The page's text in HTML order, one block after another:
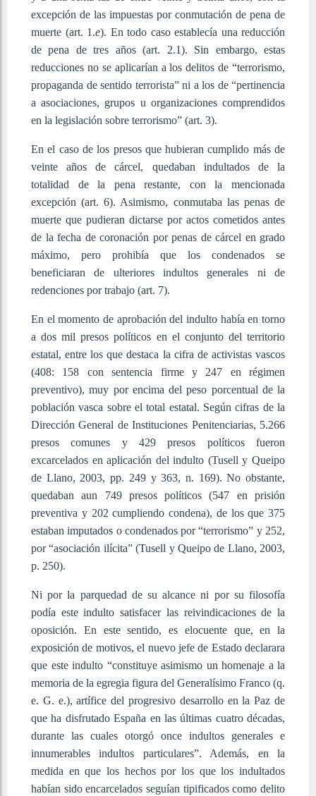
excepción de las impuestas por conmutación de pena de
muerte (art. 1.e). En todo caso establecía una reducción
de pena de tres años (art. 2.1). Sin embargo, estas
reducciones no se aplicarían a los delitos de “terrorismo,
propaganda de sentido terrorista” ni a los de “pertinencia
a asociaciones, grupos u organizaciones comprendidos
en la legislación sobre terrorismo” (art. 3).
En el caso de los presos que hubieran cumplido más de
veinte años de cárcel, quedaban indultados de la
totalidad de la pena restante, con la mencionada
excepción (art. 6). Asimismo, conmutaba las penas de
muerte que pudieran dictarse por actos cometidos antes
de la fecha de coronación por penas de cárcel en grado
máximo, pero prohibía que los condenados se
beneficiaran de ulteriores indultos generales ni de
redenciones por trabajo (art. 7).
En el momento de aprobación del indulto había en torno
a dos mil presos políticos en el conjunto del territorio
estatal, entre los que destaca la cifra de activistas vascos
(408: 158 con sentencia firme y 247 en régimen
preventivo), muy por encima del peso porcentual de la
población vasca sobre el total estatal. Según cifras de la
Dirección General de Instituciones Penitenciarias, 5.266
presos comunes y 429 presos políticos fueron
excarcelados en aplicación del indulto (Tusell y Queipo
de Llano, 2003, pp. 249 y 363, n. 169). No obstante,
quedaban aun 749 presos políticos (547 en prisión
preventiva y 202 cumpliendo condena), de los que 375
estaban imputados o condenados por “terrorismo” y 252,
por “asociación ilícita” (Tusell y Queipo de Llano, 2003,
p. 250).
Ni por la parquedad de su alcance ni por su filosofía
podía este indulto satisfacer las reivindicaciones de la
oposición. En este sentido, es elocuente que, en la
exposición de motivos, el nuevo jefe de Estado declarara
que este indulto “constituye asimismo un homenaje a la
memoria de la egregia figura del Generalísimo Franco (q.
e. G. e.), artífice del progresivo desarrollo en la Paz de
que ha disfrutado España en las últimas cuatro décadas,
durante las cuales otorgó once indultos generales e
innumerables indultos particulares”. Además, en la
medida en que los hechos por los que los indultados
habían sido encarcelados seguían tipificados como delito